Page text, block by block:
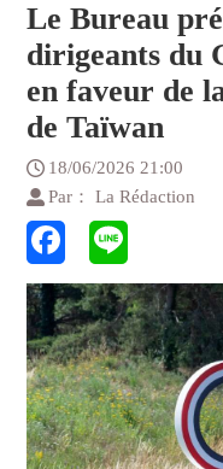
Le Bureau
dirigeants du
en faveur de
de Taïwan
18/06/2026 21:00
Par： La Rédaction